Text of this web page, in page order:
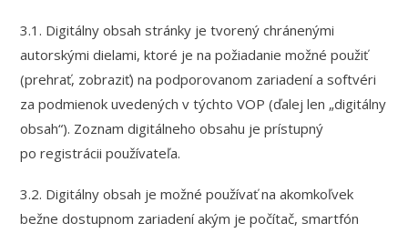
3.1. Digitálny obsah stránky je tvorený chránenými
autorskými dielami, ktoré je na požiadanie možné použiť
(prehrať, zobraziť) na podporovanom zariadení a softvéri
za podmienok uvedených v týchto VOP (ďalej len „digitálny
obsah“). Zoznam digitálneho obsahu je prístupný
po registrácii používateľa.
3.2. Digitálny obsah je možné používať na akomkoľvek
bežne dostupnom zariadení akým je počítač, smartfón